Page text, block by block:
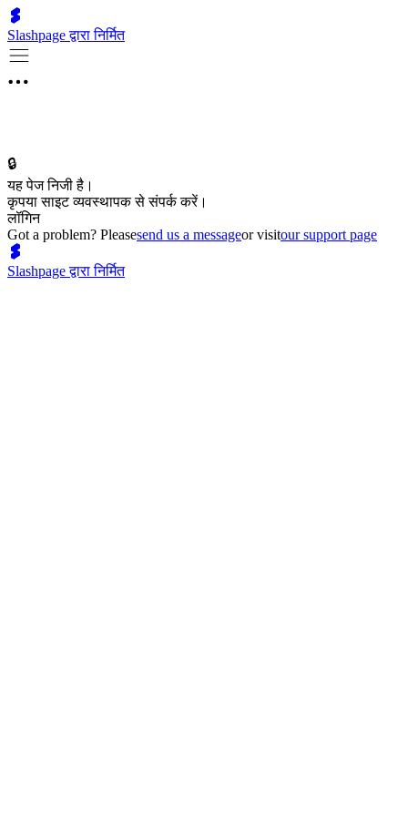
Slashpage द्वारा निर्मित
🔒
यह पेज निजी है।
कृपया साइट व्यवस्थापक से संपर्क करें।
लॉगिन
Got a problem? Pleasesend us a messageor visitour support page
Slashpage द्वारा निर्मित